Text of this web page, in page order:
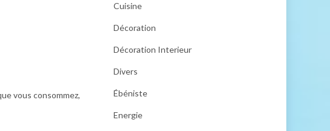
vous consommez,
Cuisine
Décoration
Décoration Interieur
Divers
Ébéniste
Energie